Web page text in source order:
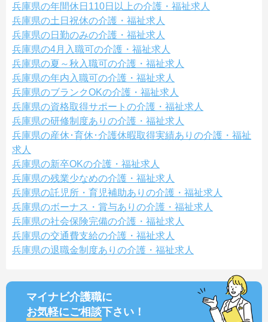
兵庫県の年間休日110日以上の介護・福祉求人
兵庫県の土日祝休の介護・福祉求人
兵庫県の日勤のみの介護・福祉求人
兵庫県の4月入職可の介護・福祉求人
兵庫県の夏～秋入職可の介護・福祉求人
兵庫県の年内入職可の介護・福祉求人
兵庫県のブランクOKの介護・福祉求人
兵庫県の資格取得サポートの介護・福祉求人
兵庫県の研修制度ありの介護・福祉求人
兵庫県の産休･育休･介護休暇取得実績ありの介護・福祉
求人
兵庫県の新卒OKの介護・福祉求人
兵庫県の残業少なめの介護・福祉求人
兵庫県の託児所・育児補助ありの介護・福祉求人
兵庫県のボーナス・賞与ありの介護・福祉求人
兵庫県の社会保険完備の介護・福祉求人
兵庫県の交通費支給の介護・福祉求人
兵庫県の退職金制度ありの介護・福祉求人
マイナビ介護職に
お気軽にご相談下さい！